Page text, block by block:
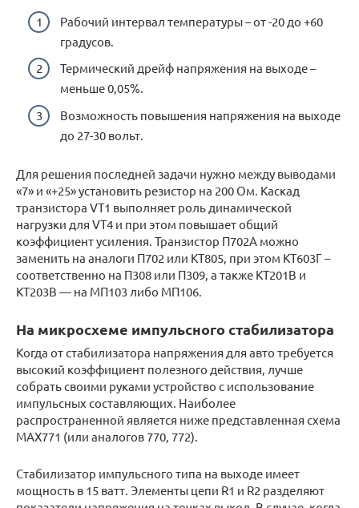
Рабочий интервал температуры – от -20 до +60
градусов.
Термический дрейф напряжения на выходе –
меньше 0,05%.
Возможность повышения напряжения на выходе
до 27-30 вольт.
Для решения последней задачи нужно между выводами
«7» и «+25» установить резистор на 200 Ом. Каскад
транзистора VT1 выполняет роль динамической
нагрузки для VT4 и при этом повышает общий
коэффициент усиления. Транзистор П702А можно
заменить на аналоги П702 или КТ805, при этом КТ603Г –
соответственно на П308 или П309, а также КТ201В и
КТ203В — на МП103 либо МП106.
На микросхеме импульсного стабилизатора
Когда от стабилизатора напряжения для авто требуется
высокий коэффициент полезного действия, лучше
собрать своими руками устройство с использование
импульсных составляющих. Наиболее
распространенной является ниже представленная схема
МАХ771 (или аналогов 770, 772).
Стабилизатор импульсного типа на выходе имеет
мощность в 15 ватт. Элементы цепи R1 и R2 разделяют